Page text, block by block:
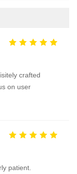
crafted
on user
patient.